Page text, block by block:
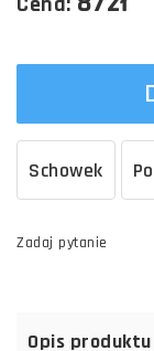
Schowek
Zadaj pytanie
Opis produktu